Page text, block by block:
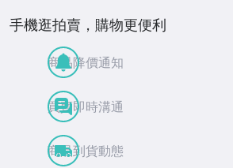
手機逛拍賣，購物更便利
商品降價通知
買賣即時溝通
商品到貨動態